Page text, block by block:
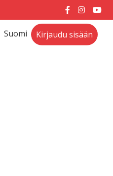
Suomi Kirjaudu sisään